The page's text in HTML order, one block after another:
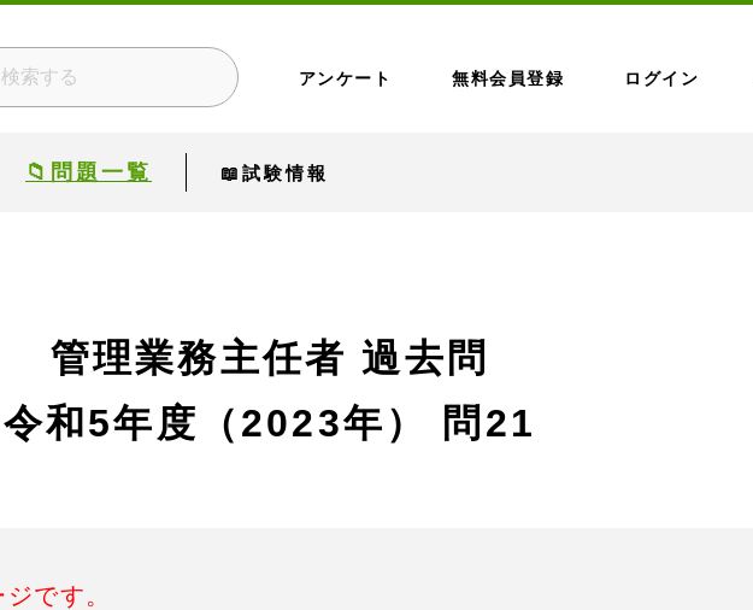
アンケート 無料会員登録 ログイン
📁問題一覧 📖試験情報
管理業務主任者 過去問
令和5年度（2023年）
問21
です。